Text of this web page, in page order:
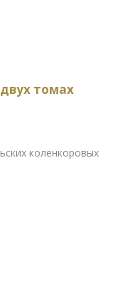
томах
коленкоровых